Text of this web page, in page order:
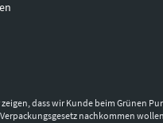
dass wir Kunde beim Grünen
nachkommen